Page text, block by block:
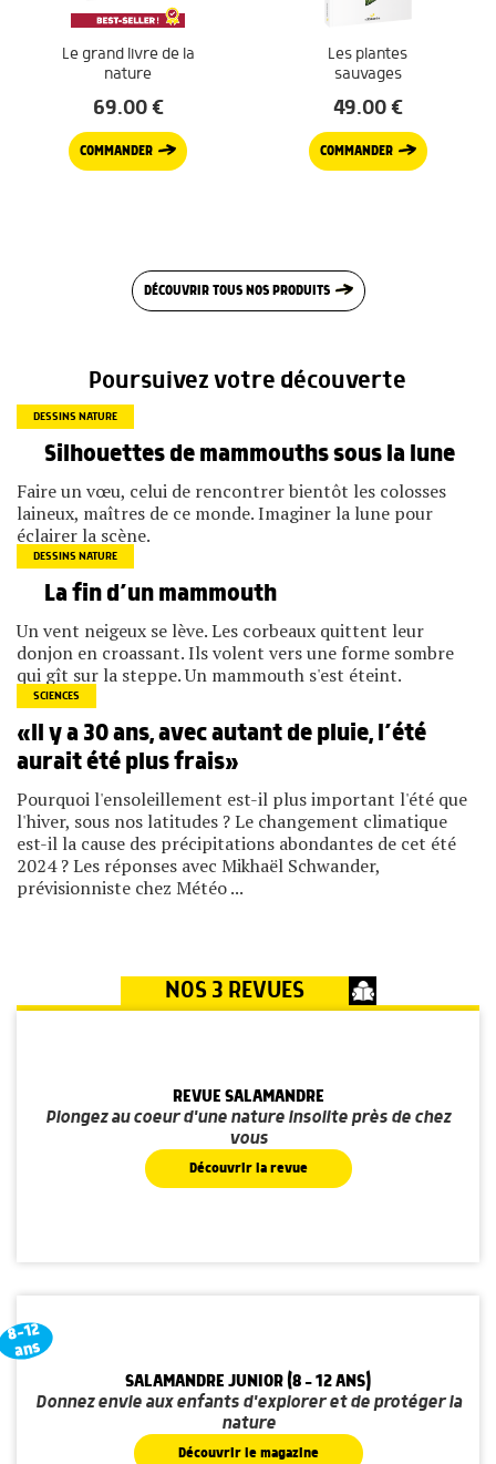
Le grand livre de la
nature
69.00€
COMMANDER
Les plantes
sauvages
49.00€
COMMANDER
DÉCOUVRIR TOUS NOS PRODUITS
Poursuivez votre découverte
DESSINS NATURE
Silhouettes de mammouths sous la lune
Faire un vœu, celui de rencontrer bientôt les colosses
laineux, maîtres de ce monde. Imaginer la lune pour
éclairer la scène.
DESSINS NATURE
La fin d’un mammouth
Un vent neigeux se lève. Les corbeaux quittent leur
donjon en croassant. Ils volent vers une forme sombre
qui gît sur la steppe. Un mammouth s'est éteint.
SCIENCES
«Il y a 30 ans, avec autant de pluie, l’été
aurait été plus frais»
Pourquoi l'ensoleillement est-il plus important l'été que
l'hiver, sous nos latitudes ? Le changement climatique
est-il la cause des précipitations abondantes de cet été
2024 ? Les réponses avec Mikhaël Schwander,
prévisionniste chez Météo ...
NOS 3 REVUES
REVUE SALAMANDRE
Plongez au coeur d'une nature insolite près de chez
vous
Découvrir la revue
8-12
ans
SALAMANDRE JUNIOR (8 - 12 ANS)
Donnez envie aux enfants d'explorer et de protéger la
nature
Découvrir le magazine